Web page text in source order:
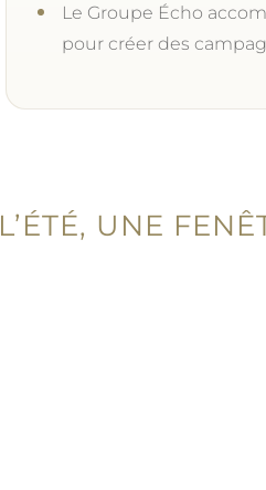
Le Groupe Écho
pour créer des
L’ÉTÉ, UNE